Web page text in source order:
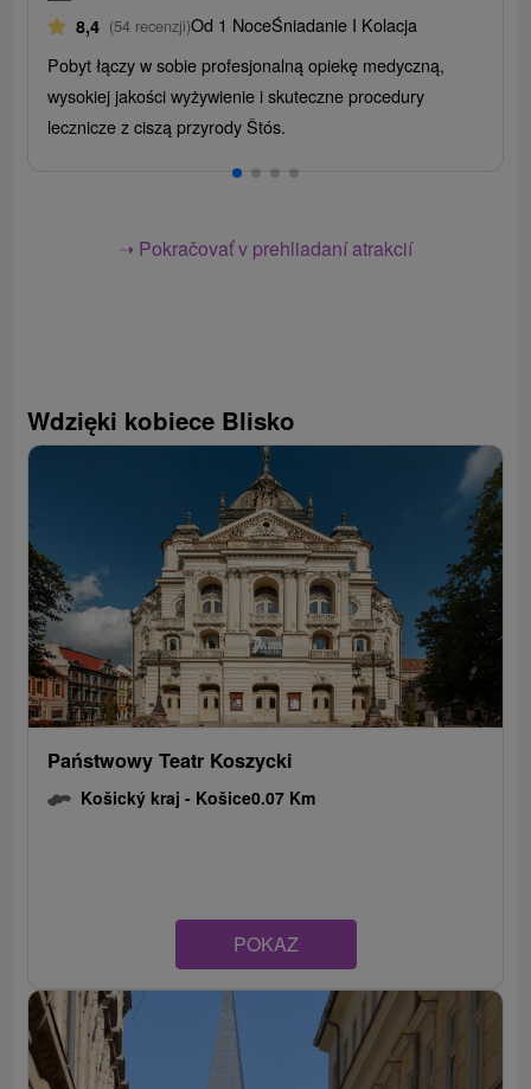
8,4 (54 recenzji)Od 1 NoceŚniadanie I Kolacja
Pobyt łączy w sobie profesjonalną opiekę medyczną,
wysokiej jakości wyżywienie i skuteczne procedury
lecznicze z ciszą przyrody Štós.
➝ Pokračovať v prehliadaní atrakcií
Wdzięki kobiece Blisko
Państwowy Teatr Koszycki
Košický kraj - Košice0.07 Km
POKAZ